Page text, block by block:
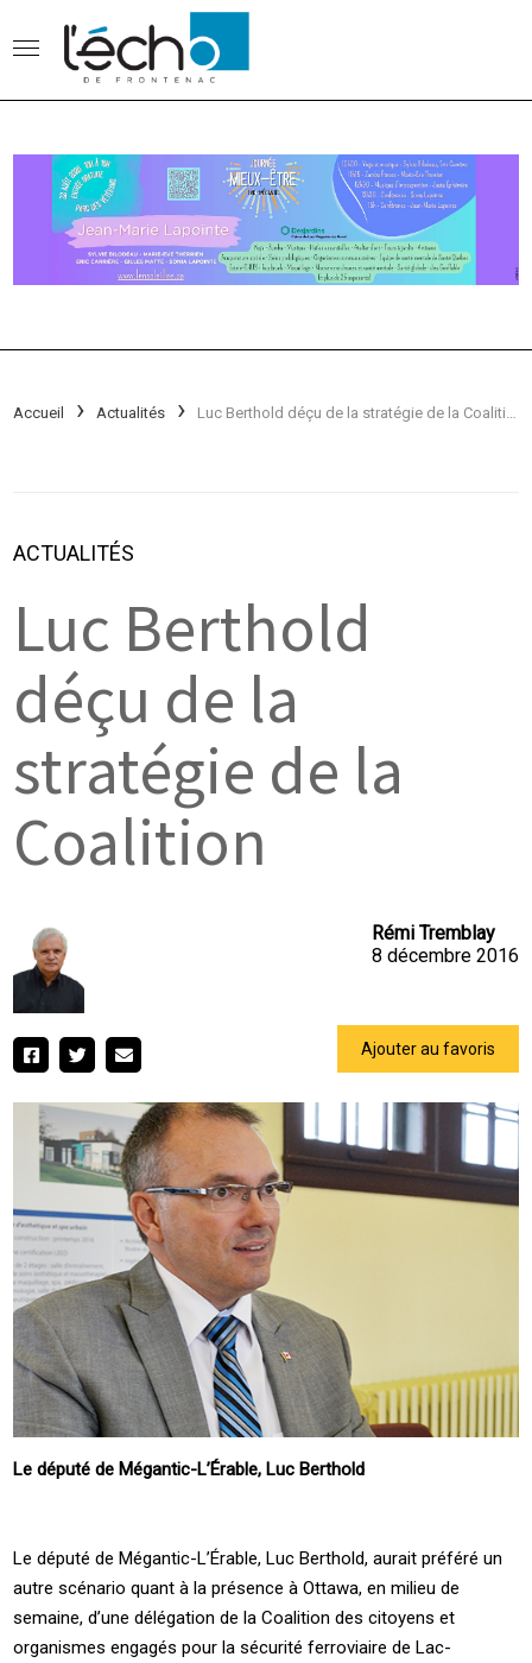
Accueil Actualités
ACTUALITÉS
Luc Berthold
déçu de la
stratégie de la
Coalition
Rémi Tremblay
8 décembre 2016
Ajouter au favoris
Le député de Mégantic-L’Érable, Luc Berthold
Le député de Mégantic-L’Érable, Luc Berthold, aurait préféré un
autre scénario quant à la présence à Ottawa, en milieu de
semaine, d’une délégation de la Coalition des citoyens et
organismes engagés pour la sécurité ferroviaire de Lac-